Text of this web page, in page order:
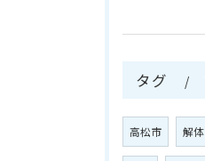
タグ
高松市 解体